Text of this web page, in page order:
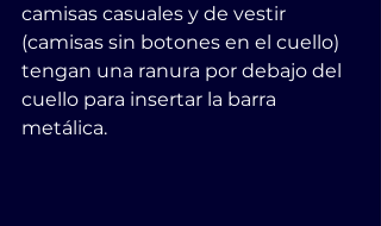
camisas casuales y de vestir
(camisas sin botones en el cuello)
tengan una ranura por debajo del
cuello para insertar la barra
metálica.